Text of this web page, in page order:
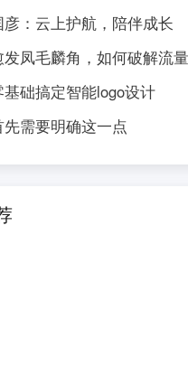
：云上护航，陪伴成长
凤毛麟角，如何破解流
础搞定智能logo设计
需要明确这一点